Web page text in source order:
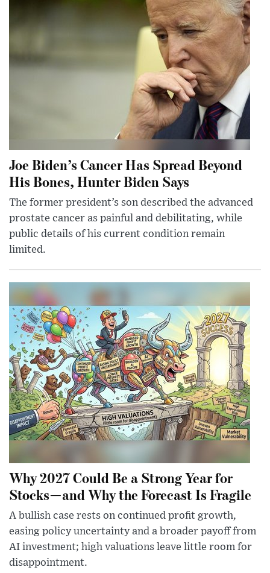
Joe Biden’s Cancer Has Spread Beyond
His Bones, Hunter Biden Says
The former president’s son described the advanced
prostate cancer as painful and debilitating, while
public details of his current condition remain
limited.
Why 2027 Could Be a Strong Year for
Stocks—and Why the Forecast Is Fragile
A bullish case rests on continued profit growth,
easing policy uncertainty and a broader payoff from
AI investment; high valuations leave little room for
disappointment.